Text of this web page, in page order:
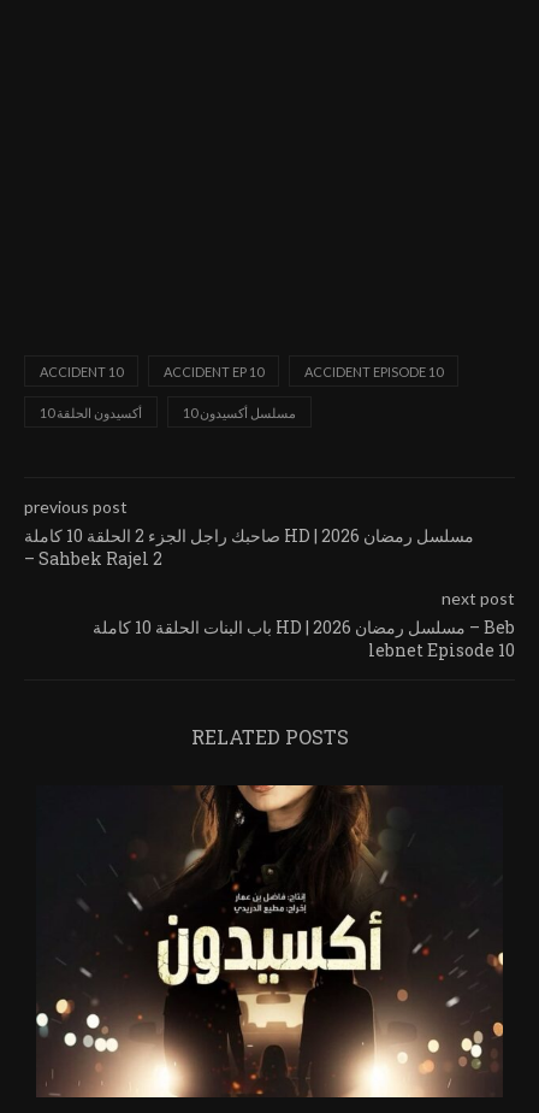
ACCIDENT 10 ACCIDENT EP 10 ACCIDENT EPISODE 10
أكسيدون الحلقة 10 مسلسل أكسيدون 10
previous post
صاحبك راجل الجزء 2 الحلقة 10 كاملة HD | مسلسل رمضان 2026
– Sahbek Rajel 2
next post
باب البنات الحلقة 10 كاملة HD | مسلسل رمضان 2026 – Beb
lebnet Episode 10
RELATED POSTS